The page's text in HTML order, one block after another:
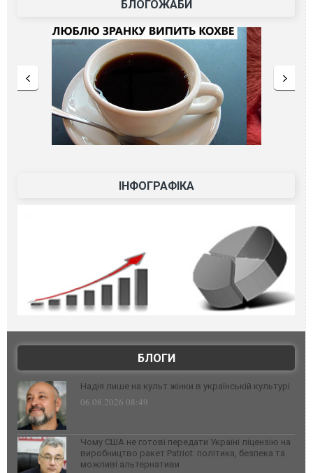
БЛОГОЖАБИ
ІНФОГРАФІКА
БЛОГИ
Надія лише на культ жінки в українській культурі
06.08.2026 08:49
Чому США не готові передати Україні ліцензію на
виробництво ракет Patriot: політика, безпека та
можливі альтернативи